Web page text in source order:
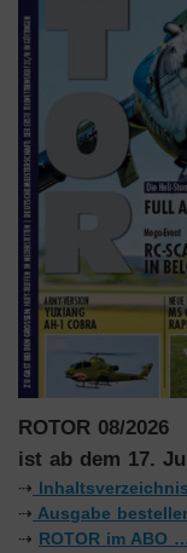
ROTOR 08/2026
ist ab dem 17.
⇢
⇢ Ausgabe
⇢ ROTOR im ABO